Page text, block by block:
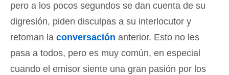
pero a los pocos segundos se dan cuenta de su
digresión, piden disculpas a su interlocutor y
retoman la conversación anterior. Esto no les
pasa a todos, pero es muy común, en especial
cuando el emisor siente una gran pasión por los